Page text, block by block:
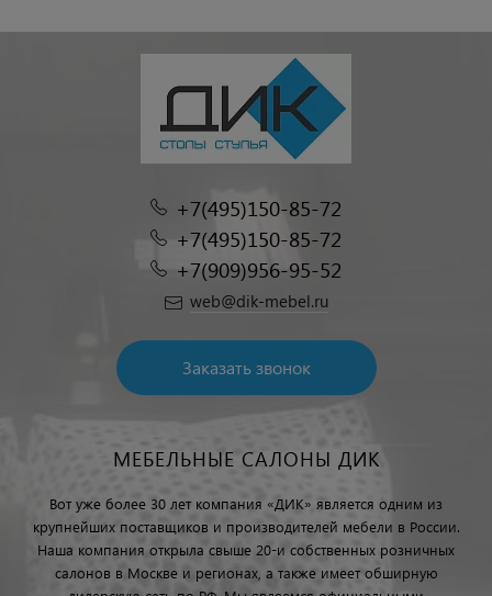
+7(495)150-85-72
+7(495)150-85-72
+7(909)956-95-52
web@dik-mebel.ru
Заказать звонок
МЕБЕЛЬНЫЕ САЛОНЫ ДИК
Вот уже более 30 лет компания «ДИК» является одним из
крупнейших поставщиков и производителей мебели в России.
Наша компания открыла свыше 20-и собственных розничных
салонов в Москве и регионах, а также имеет обширную